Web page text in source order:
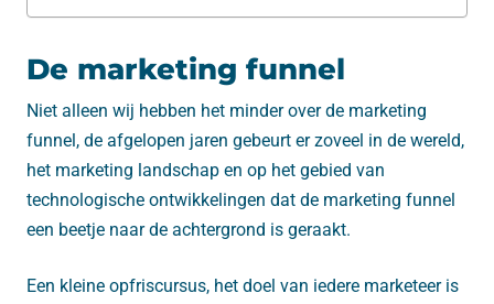
De marketing funnel
Niet alleen wij hebben het minder over de marketing
funnel, de afgelopen jaren gebeurt er zoveel in de wereld,
het marketing landschap en op het gebied van
technologische ontwikkelingen dat de marketing funnel
een beetje naar de achtergrond is geraakt.
Een kleine opfriscursus, het doel van iedere marketeer is